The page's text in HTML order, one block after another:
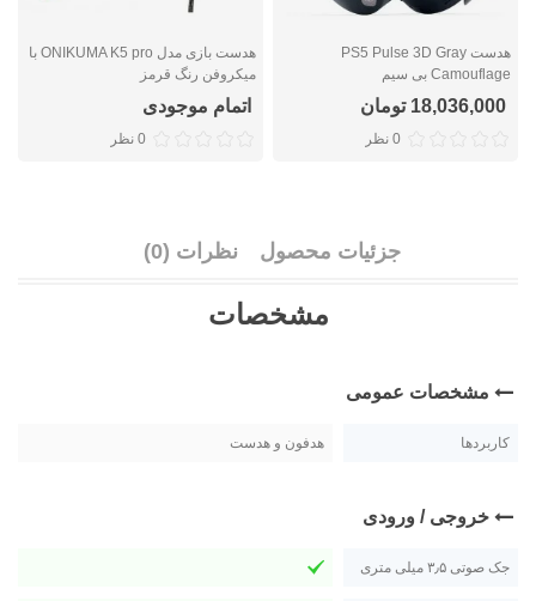
هدست PS5 Pulse 3D Gray
Camouflage بی سیم
18,036,000 تومان
0 نظر
هدست بازی مدل ONIKUMA K5 pro با
میکروفن رنگ قرمز
اتمام موجودی
0 نظر
جزئیات محصول نظرات (0)
مشخصات
مشخصات عمومی
کاربردها هدفون و هدست
خروجی / ورودی
جک صوتی ۳٫۵ میلی متری